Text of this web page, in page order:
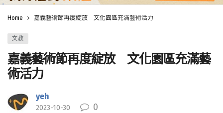
Home 嘉義藝術節再度綻放 文化園區充滿藝術活力
文教
嘉義藝術節再度綻放 文化園區充滿藝
術活力
yeh
2023-10-30 0